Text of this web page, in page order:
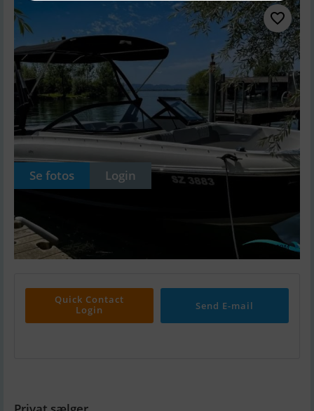
Se fotos Login
Quick Contact
Login
Send E-mail